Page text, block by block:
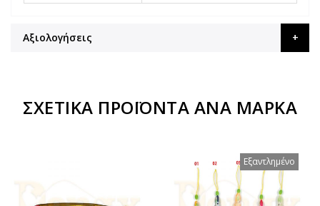
Αξιολογήσεις
ΣΧΕΤΙΚΆ ΠΡΟΪΌΝΤΑ ΑΝΆ ΜΆΡΚΑ
Εξαντλημένο